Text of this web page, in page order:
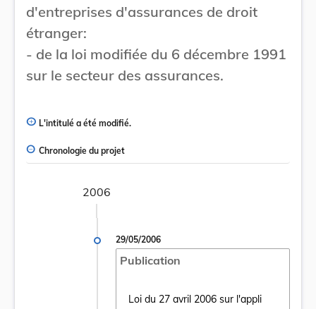
d'entreprises d'assurances de droit
étranger:
- de la loi modifiée du 6 décembre 1991
sur le secteur des assurances.
L'intitulé a été modifié.
Chronologie du projet
2006
29/05/2006
Publication
Loi du 27 avril 2006 sur l'appli